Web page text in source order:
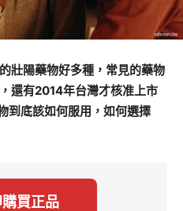
壯陽藥物好多種，常見的藥物
還有2014年台灣才核准上市
到底該如何服用，如何選擇
購買正品